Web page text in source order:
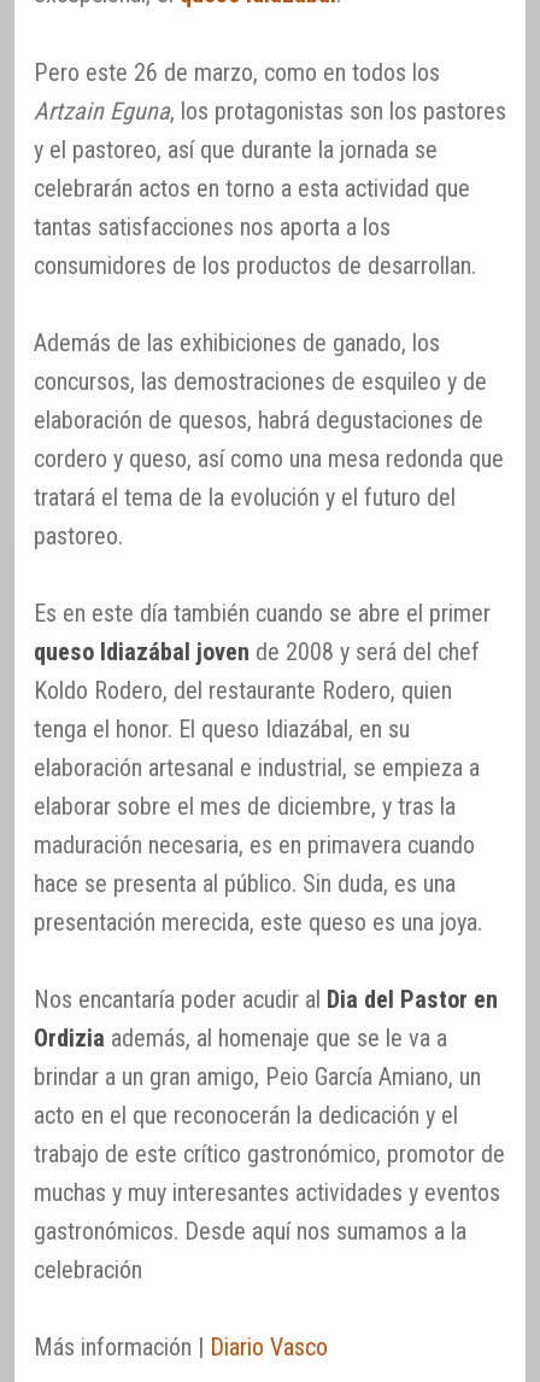
Pero este 26 de marzo, como en todos los
Artzain Eguna, los protagonistas son los pastores
y el pastoreo, así que durante la jornada se
celebrarán actos en torno a esta actividad que
tantas satisfacciones nos aporta a los
consumidores de los productos de desarrollan.
Además de las exhibiciones de ganado, los
concursos, las demostraciones de esquileo y de
elaboración de quesos, habrá degustaciones de
cordero y queso, así como una mesa redonda que
tratará el tema de la evolución y el futuro del
pastoreo.
Es en este día también cuando se abre el primer
queso Idiazábal joven de 2008 y será del chef
Koldo Rodero, del restaurante Rodero, quien
tenga el honor. El queso Idiazábal, en su
elaboración artesanal e industrial, se empieza a
elaborar sobre el mes de diciembre, y tras la
maduración necesaria, es en primavera cuando
hace se presenta al público. Sin duda, es una
presentación merecida, este queso es una joya.
Nos encantaría poder acudir al Dia del Pastor en
Ordizia además, al homenaje que se le va a
brindar a un gran amigo, Peio García Amiano, un
acto en el que reconocerán la dedicación y el
trabajo de este crítico gastronómico, promotor de
muchas y muy interesantes actividades y eventos
gastronómicos. Desde aquí nos sumamos a la
celebración
Más información | Diario Vasco